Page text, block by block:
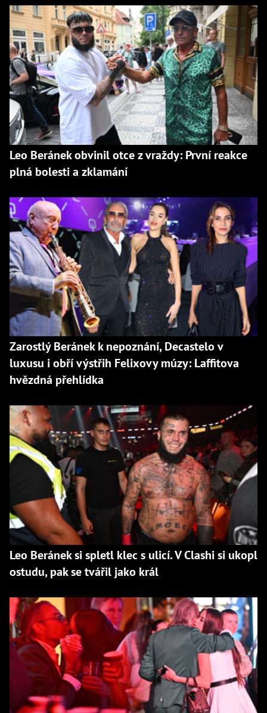
Leo Beránek obvinil otce z vraždy: První reakce
plná bolesti a zklamání
Zarostlý Beránek k nepoznání, Decastelo v
luxusu i obří výstřih Felixovy múzy: Laffitova
hvězdná přehlídka
Leo Beránek si spletl klec s ulicí. V Clashi si ukopl
ostudu, pak se tvářil jako král